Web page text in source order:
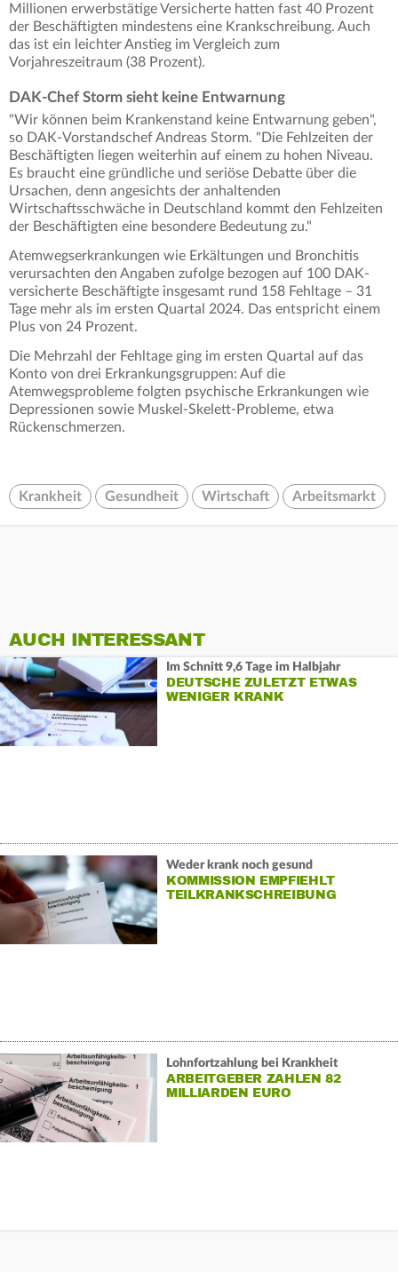
Millionen erwerbstätige Versicherte hatten fast 40 Prozent
der Beschäftigten mindestens eine Krankschreibung. Auch
das ist ein leichter Anstieg im Vergleich zum
Vorjahreszeitraum (38 Prozent).
DAK-Chef Storm sieht keine Entwarnung
"Wir können beim Krankenstand keine Entwarnung geben",
so DAK-Vorstandschef Andreas Storm. "Die Fehlzeiten der
Beschäftigten liegen weiterhin auf einem zu hohen Niveau.
Es braucht eine gründliche und seriöse Debatte über die
Ursachen, denn angesichts der anhaltenden
Wirtschaftsschwäche in Deutschland kommt den Fehlzeiten
der Beschäftigten eine besondere Bedeutung zu."
Atemwegserkrankungen wie Erkältungen und Bronchitis
verursachten den Angaben zufolge bezogen auf 100 DAK-
versicherte Beschäftigte insgesamt rund 158 Fehltage – 31
Tage mehr als im ersten Quartal 2024. Das entspricht einem
Plus von 24 Prozent.
Die Mehrzahl der Fehltage ging im ersten Quartal auf das
Konto von drei Erkrankungsgruppen: Auf die
Atemwegsprobleme folgten psychische Erkrankungen wie
Depressionen sowie Muskel-Skelett-Probleme, etwa
Rückenschmerzen.
Krankheit Gesundheit Wirtschaft Arbeitsmarkt
AUCH INTERESSANT
Im Schnitt 9,6 Tage im Halbjahr
DEUTSCHE ZULETZT ETWAS
WENIGER KRANK
Weder krank noch gesund
KOMMISSION EMPFIEHLT
TEILKRANKSCHREIBUNG
Lohnfortzahlung bei Krankheit
ARBEITGEBER ZAHLEN 82
MILLIARDEN EURO